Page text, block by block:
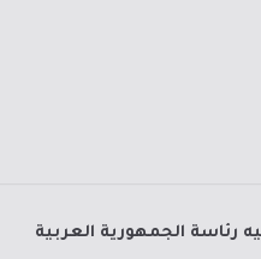
رئاسة الجمهورية العربية